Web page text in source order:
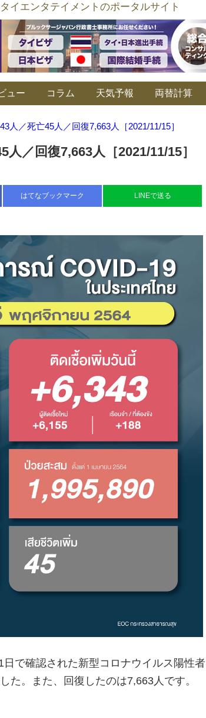
イエンタテイメントのポータルサイト
ュー コラム 天気予報 両替計算
人／死亡45人／回復7,663人［2021/11/15］
人／回復7,663人［2021/11/15］
はてなブックマーク LINEで送る
で確認された新型コロナウイルス陽性者
た。また、回復したのは7,663人です。